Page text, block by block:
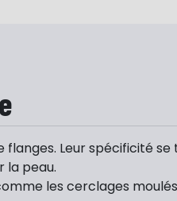
Leur spécificité
la peau.
les cerclages